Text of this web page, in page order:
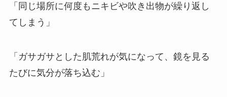
「同じ場所に何度もニキビや吹き出物が繰り返し
てしまう」
「ガサガサとした肌荒れが気になって、鏡を見る
たびに気分が落ち込む」